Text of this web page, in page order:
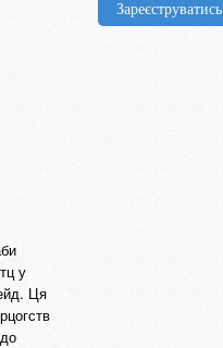
у
Ця
Зареєструватись